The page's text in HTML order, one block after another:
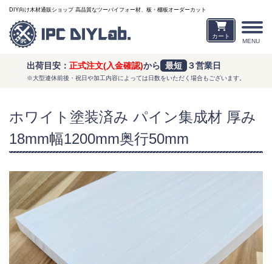
MENU
DIY向け木材通販ショップ 高品質なツーバイフォー材、板・棚板オーダーカット
カート
出荷目安： 正式注文(入金確認)から 最短 ３営業日
※大型連休前後・祝日や加工内容によっては日数をいただく場合もございます。
ホワイト塗装済み パイン集成材 厚み
18mm幅1200mm奥行50mm